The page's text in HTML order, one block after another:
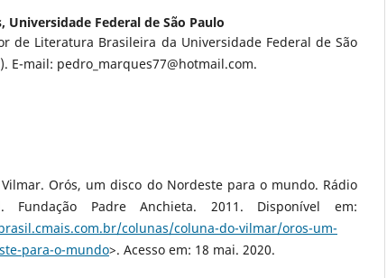
Universidade Federal de São Paulo
de Literatura Brasileira da Universidade Federal de São
E-mail: pedro_marques77@hotmail.com.
Vilmar. Orós, um disco do Nordeste para o mundo. Rádio
Fundação Padre Anchieta. 2011. Disponível em:
colunas/coluna-do-vilmar/oros-um-
para-o-mundo>. Acesso em: 18 mai. 2020.